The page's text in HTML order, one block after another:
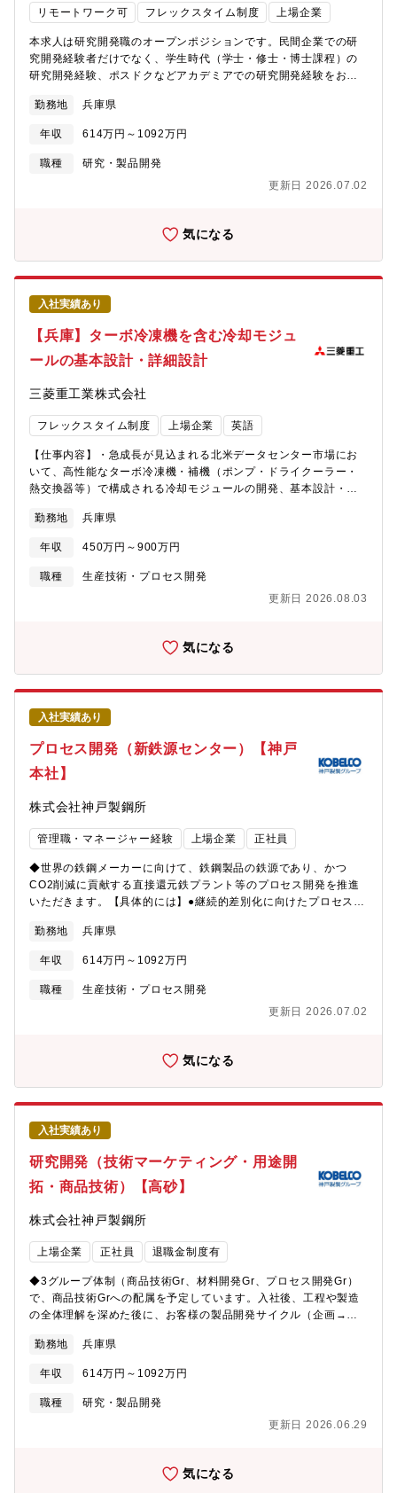
いるため、「自社製品」の枠を超えて、産業機械、自動車、鉄
道、船舶、発電所、橋梁、プラント、建物まで動くもの全てを対
象として、全産業への技術展開が可能です。◎時には、お客様の
製品の振動・騒音トラブルに対してもソリューション提供を行う
ため、技術者としての市場価値を多角的に高めることができま
く物理現象が常に上位にある組織で、若手であってもベテラン等
く、現象の根源を解明することを重視しており、本質的な技術習
得が可能です。◎社内だけでなく、学会活動など社外の技術者と
し、技術の幅を自ら切り拓く自律的なキャリアを歩むことができ
を大切にしています。■定期的な面談もあるため風通しの良い環境
スの方も活躍しています。【キャリアイメージ】ご自身のご経歴
に応じて柔軟に対応しております。①まずは設計業務担当として
ご活躍いただきます。先輩のサポートや教育制度整っているため
安心して就業できます。②更に海外事務所や駐在員、留学などで
取り纏めなど、各分野でリーダーシップを発揮頂けます。【組織
グループの創業者岩崎彌太郎は政府より工部省長崎造船局を借り
受け、長崎造船所と命名して造船事業を開始したことを契機に
まで、エンジニアリングとものづくりのグローバルリーダーとし
成長をしております。・在宅勤務、時間単位年休、フレックスタ
バランスを整えた働き方が可能です。・パソナから入社実績が多
数あり、選考フローを熟知しておりますので、内定まで丁寧にフ
ォロー致します。
リモートワーク可 フレックスタイム制度 上場企業
本求人は研究開発職のオープンポジションです。民間企業での研
究開発経験者だけでなく、学生時代（学士・修士・博士課程）の
研究開発経験、ポスドクなどアカデミアでの研究開発経験をお持
通過時に最適なポジションをご案内いたします。【募集背景】同
社は、素材、機械、電力など多様な事業を展開しています。同社
製品をご使用いただいているお客様に対しての製品や製造プロセ
スへの改善提案と、社内の製品開発や製造プロセスの改善に取組
（CO2削減）やデジタルトランスフォーメーション（DX）による
術を持ち寄り、高め合い、掛け算をして新たな価値を創出する活
動に参画していただける方を募集いたします。【配属組織】技術
開発本部同社の幅広い事業分野で培った知見や技術力をもとに、
横断的に新たな価値を創造し、お客様や社会が抱える課題の解決
に貢献しています。【ポジション例】※下記求人以外でもご経験
にマッチする求人全てで検討いただきます。●ソリューション技術
センター 成形加工研究室金属板材（薄鋼板・アルミ板など）のプ
レス成形における課題に対して、数値シミュレーション技術や実
験技術、AI技術を活用して、ソリューション提案を行う。●機械研
ど）の構造・強度における課題に対して、数値解析やシミュレー
ション、物理モデル開発、実験技術を活用して、安定生産や高強
度化に向けて品質予測・改善検討・提案を行う。（数値解析と実
響研究室機械系・素材系製品や工場設備の振動・騒音における課
題に対して、高い品質・安定稼働に貢献するため、振動・音によ
る設備診断技術の開発を行う。●機械研究所 流熱技術研究室社内
外の機械や化学に関わる多様な要素技術との融合によって「熱流
ギー分野に関わる事業領域に、KOBELCOグループの成長の礎と
ノベーション技術センター 計測技術研究室/生産マネジメント研究
室グループのDX推進に向け、先進技術の獲得/開発及び、事業展開
における高品質・高歩留・省エネ・高生産性を実現するため、課
で培った技術が集まっており、それらを活用して社会や事業の課
深める/広めるための環境が整っています。◎2050年のCNに向け
た技術開発に携わり、実証現場として製鉄所や発電所などの大規
模工場を活用できます。◎高度な研究開発設備が整っており、新
たなプロセスを提案・実証する環境があります。また、社会実装
に向けては、同社事業部門のほか、エンジニアリング会社、各研
究機関（大学、産総研、電中研など）との連携が必須であり、幅
広いフィールドでの活躍が見込める職場と考えます。◎事業フロ
ントへのローテーションも可能で、新事業企画から現場設計まで
の経験を積むことができます。また、専門性を高めるための社外
研究機関での駐在や海外留学の機会もあります。
勤務地 兵庫県
年収 614万円～1092万円
職種
研究・製品開発
更新日 2026.07.02
気になる
入社実績あり
【兵庫】ターボ冷凍機を含む冷却モジュ
ールの基本設計・詳細設計
三菱重工業株式会社
フレックスタイム制度 上場企業 英語
【仕事内容】・急成長が見込まれる北米データセンター市場にお
いて、高性能なターボ冷凍機・補機（ポンプ・ドライクーラー・
熱交換器等）で構成される冷却モジュールの開発、基本設計・詳
携しながら、市場のトレンド・顧客ニーズにフォーカスした冷却
モジュールの開発、設計業務に携わることができます。※冷却モ
ジュールに求められる機能として、冷水供給の安定性・負荷変動
への追従性・冗長性・省エネ性・メンテナンス性等が挙げられ、
景】世界各国で大規模インフラを手掛けグローバル企業である同
（国内で70％近くのトップシェア）を開発しており、省エネルギ
ー・脱炭素・環境負荷低減という社会ニーズに対応する製品展開
を行ってます。今後はグローバル市場で勝ち残ってゆくために海
外シェア獲得を見据え、特に半導体工場、データセンター等の大
規模なお客様ニーズを取り入れながら、三菱重工の技術で高性能
なターボ冷凍機、及び補機で構成される冷却モジュールの開発・
設計ができる人材を募集しています。【仕事や部署の魅力】世界
最高水準のエネルギー効率を実現した、冷熱製品やヒートポンプ
の開発・製造・販売に携わります。2040年までにカーボンネット
タセンターの拡充、物流問題など市場トレンドが様々ある中、新
興国から先進国まで需要がある分野であり、世界にインパクトを
残せる業務です。【働き方】・7名が在籍おり、年齢構成も20代後
多い、活発な職場です。・プラント・空調熱源設備設計の知識/経
験を有した方であれば、即戦力として重要な案件に参画して頂き
ます。 キャリア採用のメンバーが主担当で対応頂けるよう育成
サポートします。
勤務地 兵庫県
年収 450万円～900万円
職種
生産技術・プロセス開発
更新日 2026.08.03
気になる
入社実績あり
プロセス開発（新鉄源センター）【神戸
本社】
株式会社神戸製鋼所
管理職・マネージャー経験 上場企業 正社員
◆世界の鉄鋼メーカーに向けて、鉄鋼製品の鉄源であり、かつ
CO2削減に貢献する直接還元鉄プラント等のプロセス開発を推進
いただきます。【具体的には】●継続的差別化に向けたプロセス技
築【募集背景】エンジニアリング事業部門 新鉄源センター 技術
室では、新鉄源分野のLeading Companyとして鉄鋼業界のカーボ
ンニュートラルに向けた技術的・経済的なソリューションの具現
化を目指し、鉄鋼業界発展に貢献することをミッションに掲げて
織体制の強化をすべくこの度人材を募集いたします。・新たなビ
の推進・既存事業からの確実な収益確保と事業の補完・強化【キ
ャリアパス】当面は設備技術領域の技術者として、新規製鉄プロ
セス設備の開発・上市へ参画していただきます。将来的にはご本
人の志向や適性に応じてキャリアパスを歩むことができます。エ
ンジニアリング事業部門内のプロジェクトに参画し、開発以外の
EPC案件を担当することが可能です。また、案件の状況やご本人
の志向・適正を踏まえて、米国の子会社での開発・設計業務を担
当する機会もございます。※海外赴任の可能性あり【組織構成】
エンジニアリング事業部門 新鉄源センター 技術室 室長以下
目されている、「MIDREXRプロセス」は、天然ガスを改質した水
素リッチガス又は水素を用いた直接還元により、鉄鋼原料である
還元鉄を製造する技術です。従来の天然ガスベースのMIDREX R
実績があり、高炉法と比べ、製鉄工程でのCO2排出量を最大40％
削減できます。その他、天然ガスを最大100%まで柔軟に水素に置
き換えることが出来るMIDREX Flex？や、水素を100%還元剤と
して用いるMIDREX H2？というプロセスも保有しています。これ
貢献していきます。詳細については以下リンクをご参照下さい。
力・やりがい】■世界の製鉄業界のカーボンニュートラルの実現に
向けて、世界の鉄鋼メーカー各社を相手に活躍することができる■
勤務地 兵庫県
年収 614万円～1092万円
職種
生産技術・プロセス開発
更新日 2026.07.02
気になる
入社実績あり
研究開発（技術マーケティング・用途開
拓・商品技術）【高砂】
株式会社神戸製鋼所
上場企業 正社員 退職金制度有
◆3グループ体制（商品技術Gr、材料開発Gr、プロセス開発Gr）
で、商品技術Grへの配属を予定しています。入社後、工程や製造
の全体理解を深めた後に、お客様の製品開発サイクル（企画→設
【具体的には】●新規ニーズの調査：営業担当に同行し、お客様の
設計・開発部門から現在の材料における課題（例：熱に弱い、錆
びる、重い）を聞き出し、新規ニーズを調査します。●開発材・技
術の提案：同社のチタン材料が、お客様の課題をどのように解決
す。●技術サービス・市場拡販：既存製品や開発材が市場で安定し
属組織分析等を用いて原因を特定し、解決策を提示します。成功
した開発事例を、類似の悩みを持つ他のお客様へ提案し、市場拡
勤務地 兵庫県
年収 614万円～1092万円
職種
研究・製品開発
更新日 2026.06.29
気になる